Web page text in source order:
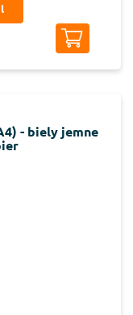
- biely jemne